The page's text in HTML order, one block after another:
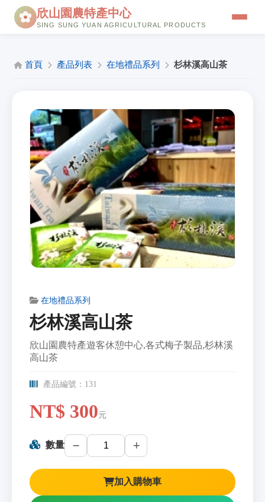
欣山園農特產中心
SING SUNG YUAN AGRICULTURAL PRODUCTS
優惠訊息
購物流程
線上購物
會員中心
聯絡我們
首頁 產品列表 在地禮品系列 杉林溪高山茶
在地禮品系列
杉林溪高山茶
欣山園農特產遊客休憩中心,各式梅子製品,杉林溪
高山茶
產品編號：131
NT$ 300元
數量
加入購物車